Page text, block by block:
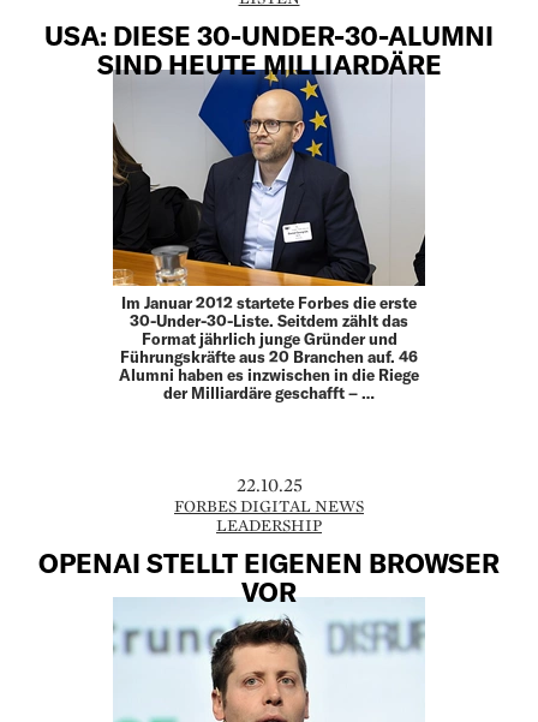
USA: DIESE 30-UNDER-30-ALUMNI
SIND HEUTE MILLIARDÄRE
Im Januar 2012 startete Forbes die erste
30-Under-30-Liste. Seitdem zählt das
Format jährlich junge Gründer und
Führungskräfte aus 20 Branchen auf. 46
Alumni haben es inzwischen in die Riege
der Milliardäre geschafft – …
22.10.25
FORBES DIGITAL NEWS
LEADERSHIP
OPENAI STELLT EIGENEN BROWSER
VOR